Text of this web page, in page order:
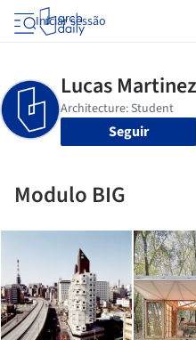
Iniciar sessão
Seguir
Modulo BIG